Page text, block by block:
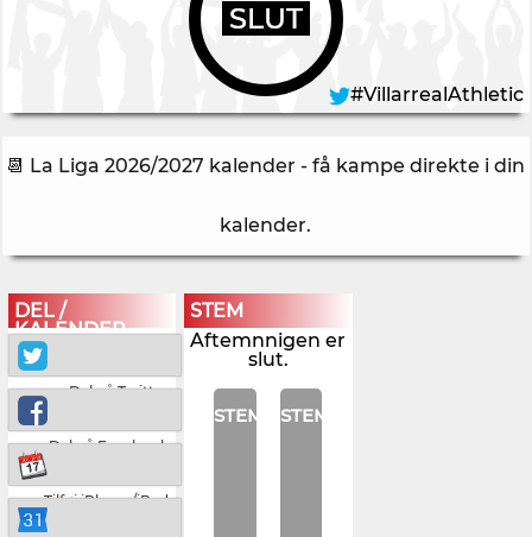
SLUT
#VillarrealAthletic
📆 La Liga 2026/2027 kalender - få kampe direkte i din
kalender.
DEL /
KALENDER
Del på Twitter
Del på Facebook
Tilføj iPhone/iPad
STEM
Aftemnnigen er
slut.
STEM STEM